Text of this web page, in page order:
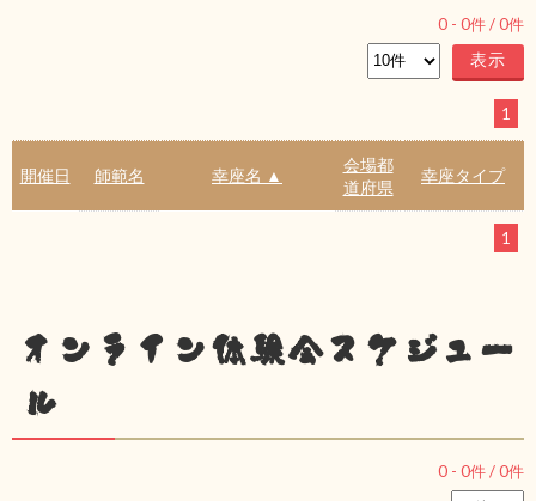
0 - 0件 /0件
1
開催日 師範名 幸座名 ▲
会場都
道府県
幸座タイプ
1
オンライン体験会スケジュー
ル
0 - 0件 /0件